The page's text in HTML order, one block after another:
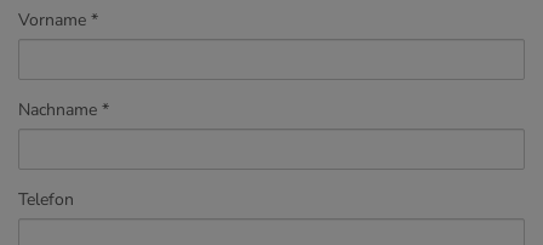
Vorname
Nachname
Telefon